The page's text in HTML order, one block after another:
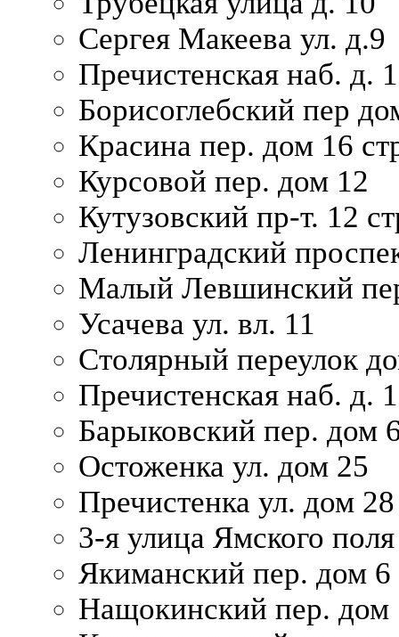
Сергея Макеева ул. д.9
Пречистенская наб. д.
Борисоглебский пер
Красина пер. дом 16
Курсовой пер. дом 12
Кутузовский пр-т. 12
Ленинградский
Малый Левшинский
Усачева ул. вл. 11
Столярный переулок
Пречистенская наб. д.
Барыковский пер. дом
Остоженка ул. дом 25
Пречистенка ул. дом 28
3-я улица Ямского
Якиманский пер. дом 6
Нащокинский пер. дом